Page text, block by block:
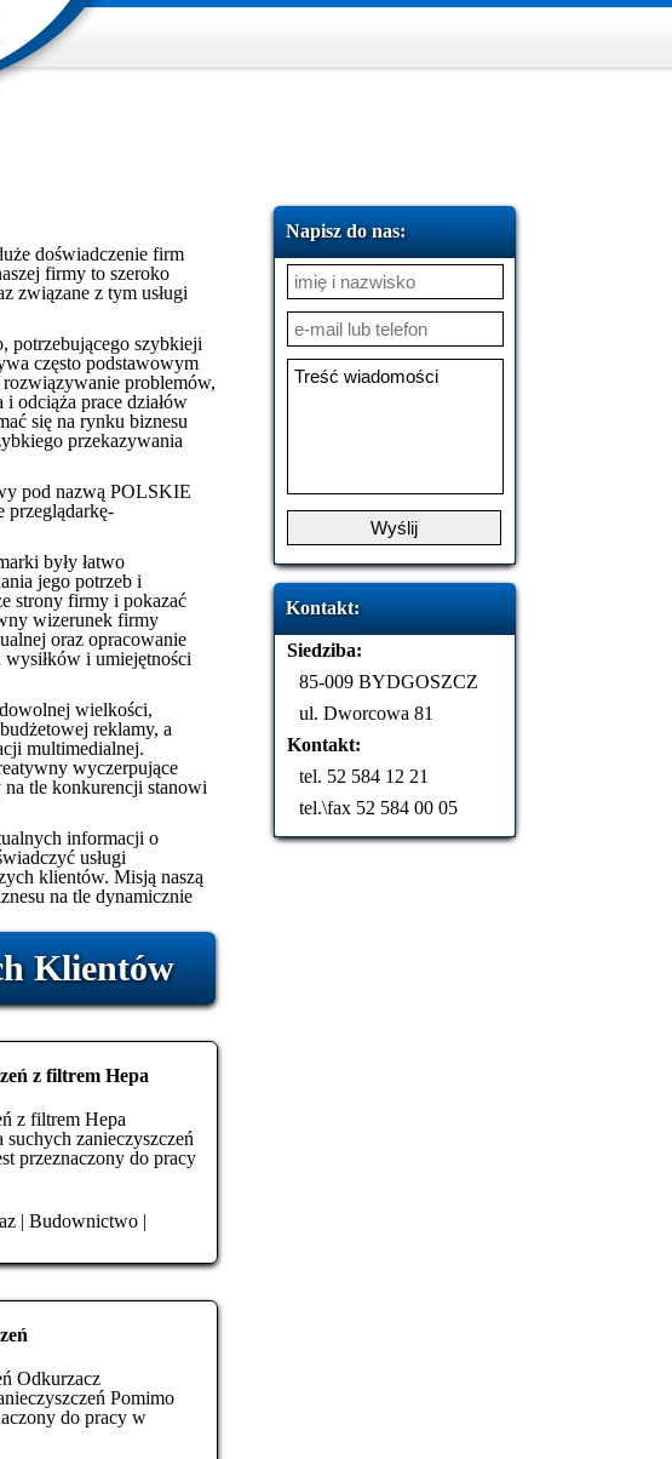
doświadczenie firm
firmy to szeroko
związane z tym usługi
potrzebującego szybkieji
często podstawowym
problemów,
odciąża prace działów
się na rynku biznesu
przekazywania
pod nazwą POLSKIE
przeglądarkę-
były łatwo
jego potrzeb i
strony firmy i pokazać
wizerunek firmy
oraz opracowanie
i umiejętności
wielkości,
reklamy, a
multimedialnej.
wyczerpujące
tle konkurencji stanowi
informacji o
usługi
klientów. Misją naszą
na tle dynamicznie
Klientów
z filtrem Hepa
z filtrem Hepa
zanieczyszczeń
przeznaczony do pracy
| Budownictwo |
Odkurzacz
Pomimo
do pracy w
Napisz do nas:
Kontakt:
Siedziba:
85-009 BYDGOSZCZ
ul. Dworcowa 81
Kontakt:
tel. 52 584 12 21
tel.\fax 52 584 00 05